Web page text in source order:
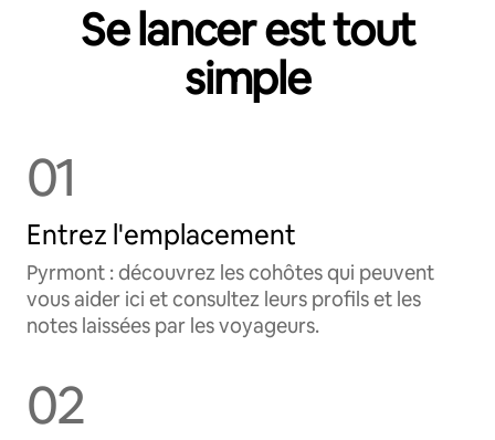
Se lancer est tout
simple
01
Entrez l'emplacement
Pyrmont : découvrez les cohôtes qui peuvent
vous aider ici et consultez leurs profils et les
notes laissées par les voyageurs.
02